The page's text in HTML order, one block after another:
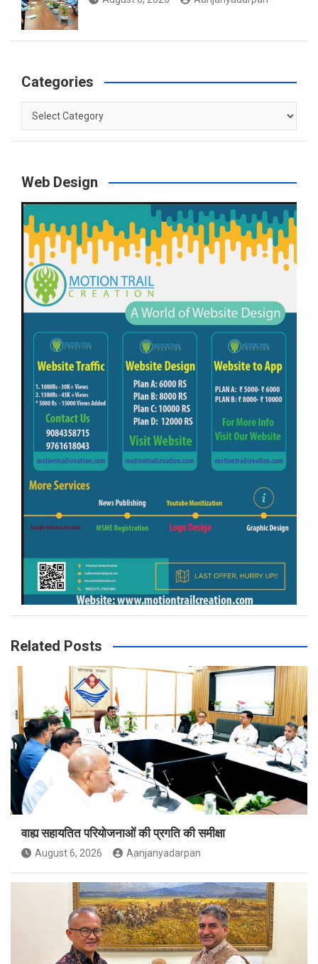
Categories
Categories
Web Design
Related Posts
वाह्य सहायतित परियोजनाओं की प्रगति की समीक्षा
August 6, 2026 Aanjanyadarpan